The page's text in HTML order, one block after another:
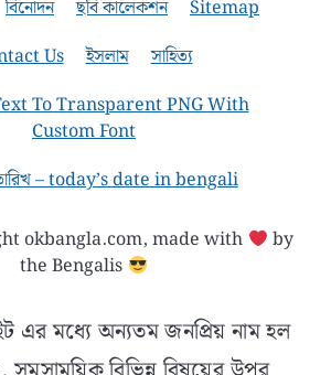
বিনোদন ছবি কালেকশন
Sitemap
Us
ইসলাম
সাহিত্য
To Transparent PNG With
Custom Font
– today’s date in bengali
okbangla.com, made with
by
the Bengalis
এর মধ্যে অন্যতম জনপ্রিয় নাম হল